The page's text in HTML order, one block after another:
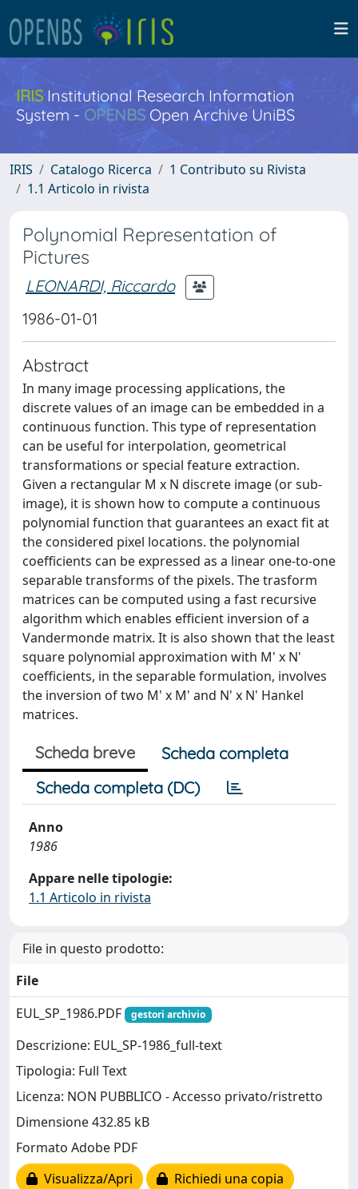
IRISInstitutional Research Information
System - OPENBS Open Archive UniBS
IRIS Catalogo Ricerca
1 Contributo su Rivista
1.1 Articolo in rivista
Polynomial Representation of
Pictures
LEONARDI, Riccardo
1986-01-01
Abstract
In many image processing applications, the
discrete values of an image can be embedded in a
continuous function. This type of representation
can be useful for interpolation, geometrical
transformations or special feature extraction.
Given a rectangular M x N discrete image (or sub-
image), it is shown how to compute a continuous
polynomial function that guarantees an exact fit at
the considered pixel locations. the polynomial
coefficients can be expressed as a linear one-to-one
separable transforms of the pixels. The trasform
matrices can be computed using a fast recursive
algorithm which enables efficient inversion of a
Vandermonde matrix. It is also shown that the least
square polynomial approximation with M' x N'
coefficients, in the separable formulation, involves
the inversion of two M' x M' and N' x N' Hankel
matrices.
Scheda breve
Scheda completa
Scheda completa (DC)
Anno
1986
Appare nelle tipologie:
1.1 Articolo in rivista
File in questo prodotto:
File
EUL_SP_1986.PDF
gestori archivio
Descrizione: EUL_SP-1986_full-text
Tipologia: Full Text
Licenza: NON PUBBLICO - Accesso privato/ristretto
Dimensione 432.85 kB
Formato Adobe PDF
Visualizza/Apri
Richiedi una copia